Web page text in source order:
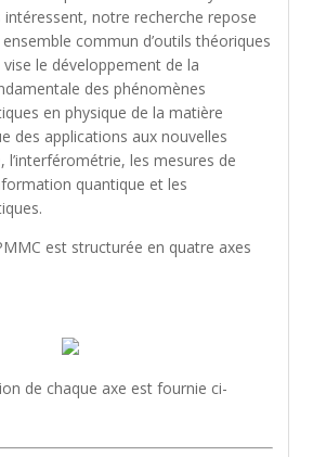
intéressent, notre recherche repose
ensemble commun d’outils théoriques
le développement de la
des phénomènes
en physique de la matière
des applications aux nouvelles
l’interférométrie, les mesures de
quantique et les
est structurée en quatre axes
de chaque axe est fournie ci-